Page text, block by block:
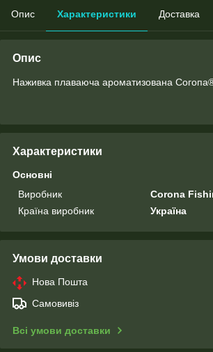
Опис Характеристики Доставка
Опис
Наживка плаваюча ароматизована
Характеристики
Основні
Виробник
Corona
Країна виробник
Україна
Умови доставки
Нова Пошта
Самовивіз
Всі умови доставки